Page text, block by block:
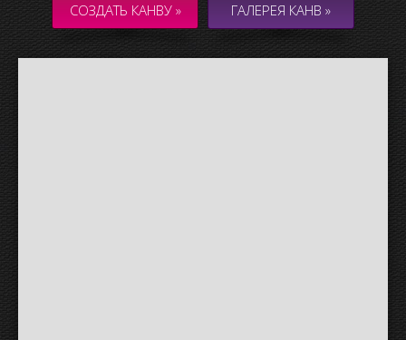
СОЗДАТЬ КАНВУ » ГАЛЕРЕЯ КАНВ »